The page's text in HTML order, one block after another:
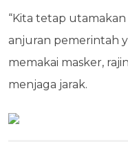
“Kita tetap
anjuran pemerintah
memakai masker,
menjaga jarak.